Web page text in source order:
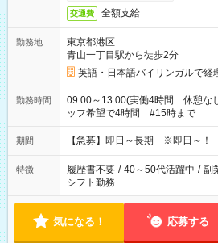
交通費 全額支給
勤務地
東京都港区
青山一丁目駅から徒歩2分
英語・日本語バイリンガルで経
勤務時間
09:00～13:00(実働4時間 休憩な
ッフ希望で4時間 #15時まで
期間 【急募】即日～長期 ※即日～！
特徴 履歴書不要 / 40～50代活躍中 / 副
シフト勤務
気になる！ 応募する